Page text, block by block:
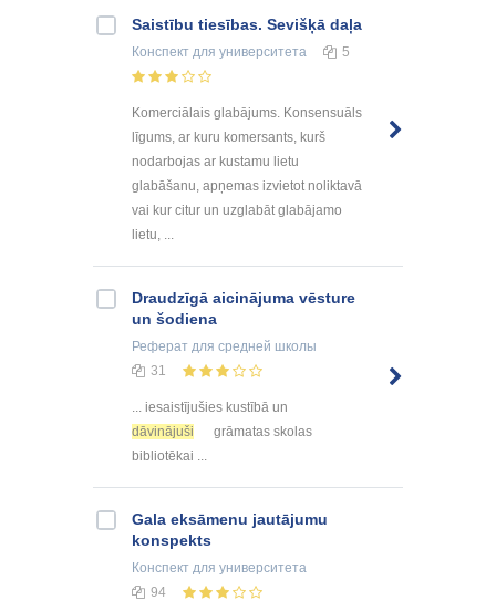
Saistību tiesības. Sevišķā daļa
Конспект для университета 5
Komerciālais glabājums. Konsensuāls
līgums, ar kuru komersants, kurš
nodarbojas ar kustamu lietu
glabāšanu, apņemas izvietot noliktavā
vai kur citur un uzglabāt glabājamo
lietu, ...
Draudzīgā aicinājuma vēsture
un šodiena
Реферат для средней школы
31
... iesaistījušies kustībā un
dāvinājuši
grāmatas skolas
bibliotēkai ...
Gala eksāmenu jautājumu
konspekts
Конспект для университета
94